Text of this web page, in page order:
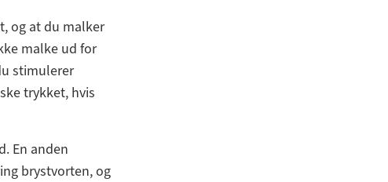
og at du malker
malke ud for
stimulerer
trykket, hvis
En anden
brystvorten, og